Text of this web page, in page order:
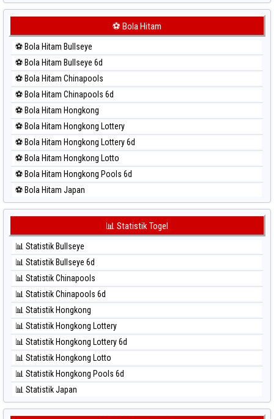
⚽ Bola Merah Japan 6d
⚽ Bola Merah Kuda Lari
⚽ Bola Merah Magnum Cambodia
⚽ Bola Merah Nagoya
⚽ Bola Merah North Carolina Day
⚽ Bola Merah Pcso
⚽ Bola Merah Sao Paulo
⚽ Bola Merah Singapore
⚽ Bola Merah Sydney
⚽ Bola Merah Sydney Lottery
⚽ Bola Merah Sydney Lottery 6d
⚽ Bola Merah Sydney Lotto
⚽ Bola Merah Taiwan
⚽ Bola Hitam
⚽ Bola Hitam Bullseye
⚽ Bola Hitam Bullseye 6d
⚽ Bola Hitam Chinapools
⚽ Bola Hitam Chinapools 6d
⚽ Bola Hitam Hongkong
⚽ Bola Hitam Hongkong Lottery
⚽ Bola Hitam Hongkong Lottery 6d
⚽ Bola Hitam Hongkong Lotto
⚽ Bola Hitam Hongkong Pools 6d
⚽ Bola Hitam Japan
⚽ Bola Hitam Japan 6d
⚽ Bola Hitam Kuda Lari
⚽ Bola Hitam Magnum Cambodia
⚽ Bola Hitam Nagoya
⚽ Bola Hitam North Carolina Day
⚽ Bola Hitam Pcso
⚽ Bola Hitam Sao Paulo
⚽ Bola Hitam Singapore
⚽ Bola Hitam Sydney
⚽ Bola Hitam Sydney Lottery
⚽ Bola Hitam Sydney Lottery 6d
⚽ Bola Hitam Sydney Lotto
📊 Statistik Togel
📊 Statistik Bullseye
📊 Statistik Bullseye 6d
📊 Statistik Chinapools
📊 Statistik Chinapools 6d
📊 Statistik Hongkong
📊 Statistik Hongkong Lottery
📊 Statistik Hongkong Lottery 6d
📊 Statistik Hongkong Lotto
📊 Statistik Hongkong Pools 6d
📊 Statistik Japan
📊 Statistik Japan 6d